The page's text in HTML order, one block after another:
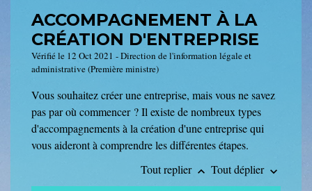
ACCOMPAGNEMENT À LA
CRÉATION D'ENTREPRISE
Vérifié le 12 Oct 2021 - Direction de l'information légale et
administrative (Première ministre)
Vous souhaitez créer une entreprise, mais vous ne savez
pas par où commencer ? Il existe de nombreux types
d'accompagnements à la création d'une entreprise qui
vous aideront à comprendre les différentes étapes.
Tout replier keyboard_arrow_up Tout déplier keyboard_arrow_down